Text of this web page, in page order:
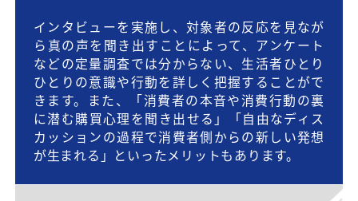
インタビューを実施し、対象者の反応を見なが
ら真の声を聞き出すことによって、アンケート
などの定量調査では分からない、生活者ひとり
ひとりの意識や行動を詳しく把握することがで
きます。また、「消費者の本音や消費行動の裏
に潜む購買心理を聞き出せる」「自由なディス
カッションの過程で消費者側からの新しい発想
が生まれる」といったメリットもあります。